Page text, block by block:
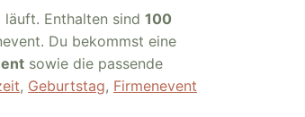
Enthalten sind 100
Du bekommst eine
sowie die passende
, Geburtstag, Firmenevent